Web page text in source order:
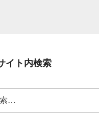
イト内検索